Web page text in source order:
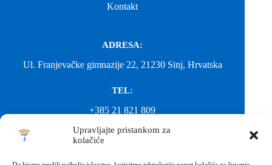
Upravljajte pristankom za
kolačiće
Kontakt
ADRESA:
Ul. Franjevačke gimnazije 22, 21230 Sinj, Hrvatska
TEL:
+385 21 821 809
EMAIL: